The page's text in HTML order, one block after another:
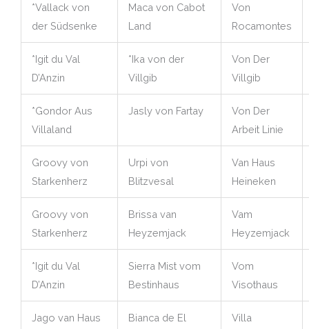
*Vallack von
der Südsenke
Maca von Cabot
Land
Von
Rocamontes
*Igit du Val
D’Anzin
*Ika von der
Villgib
Von Der
Villgib
*Gondor Aus
Villaland
Jasly von Fartay
Von Der
Arbeit Linie
Groovy von
Starkenherz
Urpi von
Blitzvesal
Van Haus
Heineken
Groovy von
Starkenherz
Brissa van
Heyzemjack
Vam
Heyzemjack
*Igit du Val
D’Anzin
Sierra Mist vom
Bestinhaus
Vom
Visothaus
Jago van Haus
Bianca de El
Villa